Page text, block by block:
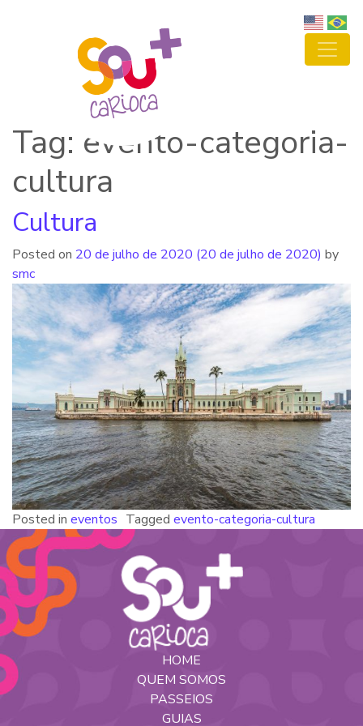
Tag: evento-categoria-
cultura
Cultura
Posted on 20 de julho de 2020 (20 de julho de 2020) by
smc
Posted in eventos Tagged evento-categoria-cultura
HOME
QUEM SOMOS
PASSEIOS
GUIAS